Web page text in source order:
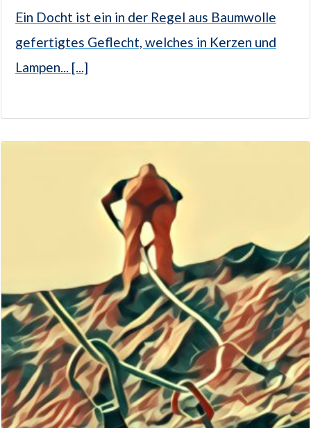
Ein Docht ist ein in der Regel aus Baumwolle
gefertigtes Geflecht, welches in Kerzen und
Lampen... [...]